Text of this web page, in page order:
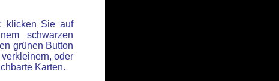
klicken Sie auf
schwarzen
grünen Button
oder
Karten.